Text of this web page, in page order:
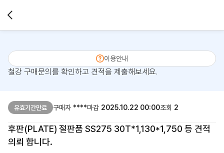
이용안내
철강 구매문의를 확인하고 견적을 제출해보세요.
유효기간만료 구매자 ****마감 2025.10.22 00:00조회 2
후판(PLATE) 절판품 SS275 30T*1,130*1,750 등 견적
의뢰 합니다.